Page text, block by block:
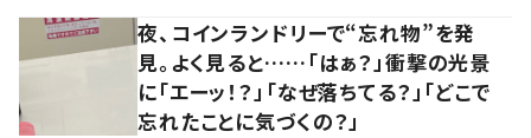
夜、コインランドリーで“忘れ物”を発
見。よく見ると……「はぁ？」衝撃の光景
に「エーッ！？」「なぜ落ちてる？」「どこで
忘れたことに気づくの？」